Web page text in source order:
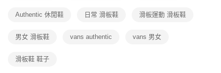
１．透過由恩沛科技股份有限公司提供之「AFTEE先享後付」服務完成之交
權轉讓予恩沛科技股份有限公司。
３．未成年的使用者請事先徵得法定代理人或監護人之同意方可使用
Authentic 休閒鞋 日常 滑板鞋 滑板運動 滑板鞋
男女 滑板鞋 vans authentic vans 男女
滑板鞋 鞋子